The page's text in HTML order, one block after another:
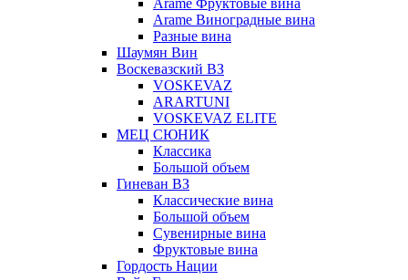
Arame Фруктовые вина
Arame Виноградные вина
Разные вина
Шаумян Вин
Воскевазский ВЗ
VOSKEVAZ
ARARTUNI
VOSKEVAZ ELITE
МЕЦ СЮНИК
Классика
Большой объем
Гиневан ВЗ
Классические вина
Большой объем
Сувенирные вина
Фруктовые вина
Гордость Нации